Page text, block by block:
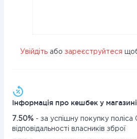
Увійдітьабо зареєструйтеся
Інформація про кешбек у магазині
7.50% - за успішну покупку поліса
відповідальності власників зброї